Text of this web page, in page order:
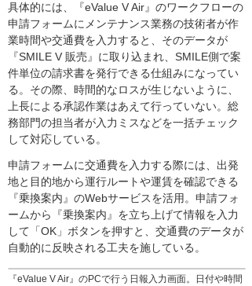
『eValue V Air』のPCで行う日報入力画面。日付や時間
具体的には、『eValue V Air』のワークフローの
申請フォームにメンテナンス業務の技術者が作
業時間や交通費を入力すると、そのデータが
『SMILE V 販売』に取り込まれ、SMILE側で案
件単位の請求書を発行できる仕組みになってい
る。その際、時間的なロスが生じないように、
上長による承認作業はあえて行っていない。総
務部門の担当者が入力ミスなどを一括チェック
して対応している。
申請フォームに交通費を入力する際には、出発
地と目的地から運行ルートや運賃を確認できる
『乗換案内』のWebサービスを活用。申請フォ
ームから『乗換案内』を立ち上げて情報を入力
して「OK」ボタンを押すと、交通費のデータが
自動的に反映される工夫を施している。